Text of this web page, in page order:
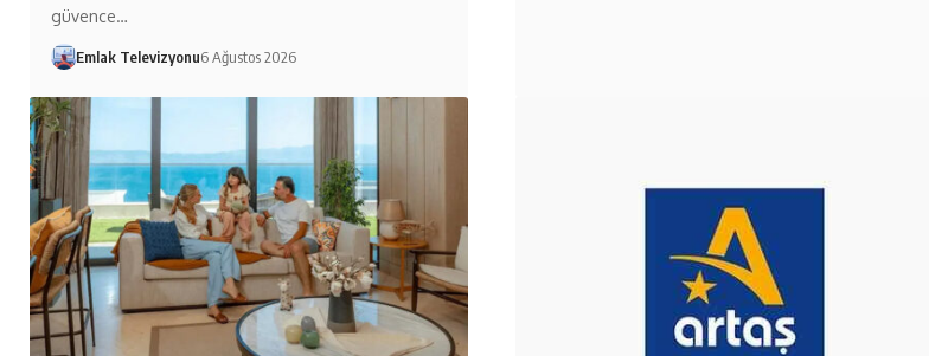
güvence…
Emlak Televizyonu6 Ağustos 2026